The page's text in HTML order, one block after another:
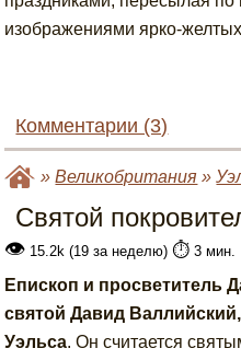
изображениями ярко-
Комментарии (3)
»Великобритания »
Святой
👁 15.2k (19 за неделю) ⏱️ 3 мин.
Епископ и просветитель
святой Давид
Уэльса. Он считается